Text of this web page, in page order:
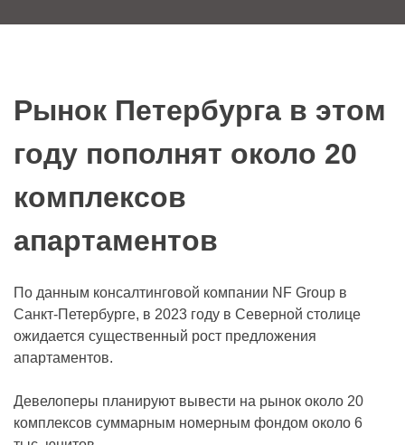
Рынок Петербурга в этом
году пополнят около 20
комплексов
апартаментов
По данным консалтинговой компании NF Group в
Санкт-Петербурге, в 2023 году в Северной столице
ожидается существенный рост предложения
апартаментов.
Девелоперы планируют вывести на рынок около 20
комплексов суммарным номерным фондом около 6